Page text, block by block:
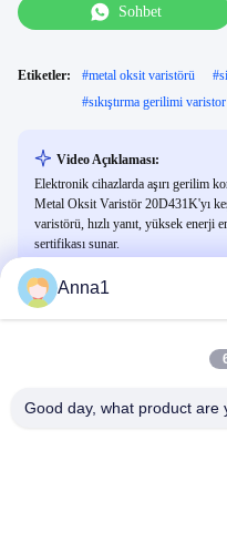
Sohbet
Etiketler: #metal oksit varistörü #
#sıkıştırma gerilimi varistor
Video Açıklaması:
Elektronik cihazlarda aşırı gerilim
Metal Oksit Varistör 20D431K'yı
varistörü, hızlı yanıt, yüksek
sertifikası sunar.
Anna1
Good day, what product are